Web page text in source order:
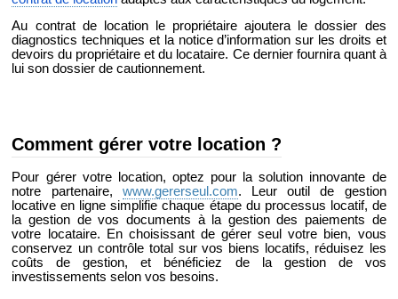
Au contrat de location le propriétaire ajoutera le dossier des
diagnostics techniques et la notice d’information sur les droits et
devoirs du propriétaire et du locataire. Ce dernier fournira quant à
lui son dossier de cautionnement.
Comment gérer votre location ?
Pour gérer votre location, optez pour la solution innovante de
notre partenaire, www.gererseul.com. Leur outil de gestion
locative en ligne simplifie chaque étape du processus locatif, de
la gestion de vos documents à la gestion des paiements de
votre locataire. En choisissant de gérer seul votre bien, vous
conservez un contrôle total sur vos biens locatifs, réduisez les
coûts de gestion, et bénéficiez de la gestion de vos
investissements selon vos besoins.